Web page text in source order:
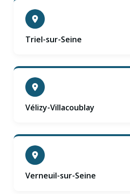
Triel-sur-Seine
Vélizy-Villacoublay
Verneuil-sur-Seine